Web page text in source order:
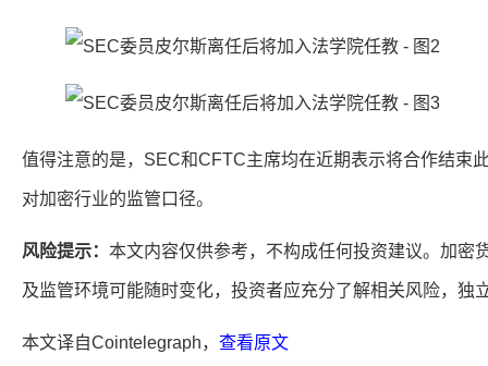
值得注意的是，SEC和CFTC主席均在近期表示将合作结束
对加密行业的监管口径。
风险提示： 本文内容仅供参考，不构成任何投资建议。加密
及监管环境可能随时变化，投资者应充分了解相关风险，独
本文译自Cointelegraph， 查看原文